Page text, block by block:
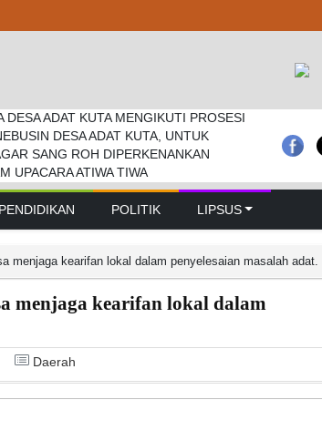
DESA ADAT KUTA MENGIKUTI PROSESI
DESA ADAT KUTA, UNTUK
SANG ROH DIPERKENANKAN
UPACARA ATIWA TIWA
Seniman Terima “Batur Paramanugraha”
I Made Rai Wirata Hadiri Pengarahan
dan Kecamatan Se-Kabupaten Badung.
PENDIDIKAN POLITIK LIPSUS
menjaga kearifan lokal dalam penyelesaian masalah adat.
menjaga kearifan lokal dalam
Daerah